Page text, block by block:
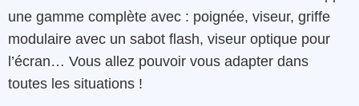
une gamme complète avec : poignée, viseur, griffe
modulaire avec un sabot flash, viseur optique pour
l’écran… Vous allez pouvoir vous adapter dans
toutes les situations !